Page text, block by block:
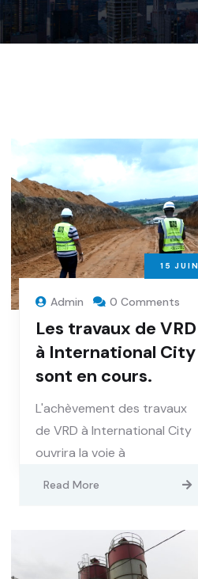
15 JUIN
Admin 0 Comments
Les travaux de VRD
à International City
sont en cours.
L'achèvement des travaux
de VRD à International City
ouvrira la voie à
Read More